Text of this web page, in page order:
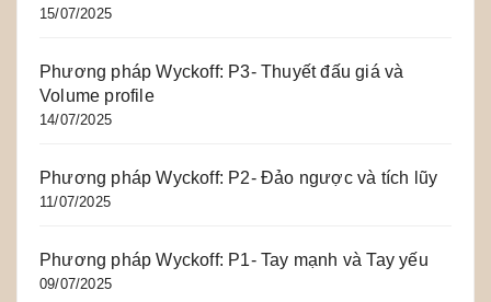
15/07/2025
Phương pháp Wyckoff: P3- Thuyết đấu giá và
Volume profile
14/07/2025
Phương pháp Wyckoff: P2- Đảo ngược và tích lũy
11/07/2025
Phương pháp Wyckoff: P1- Tay mạnh và Tay yếu
09/07/2025